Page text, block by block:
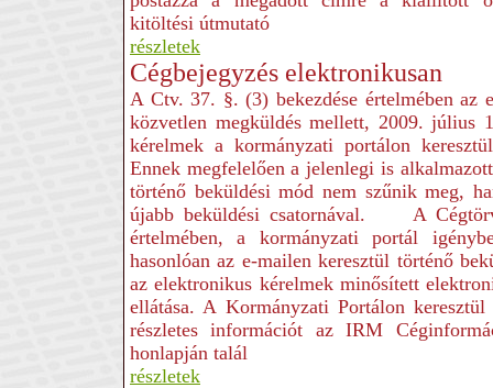
kitöltési útmutató
részletek
Cégbejegyzés elektronikusan
A Ctv. 37. §. (3) bekezdése értelmében az
közvetlen megküldés mellett, 2009. július
kérelmek a kormányzati portálon
Ennek megfelelően a jelenlegi is
történő beküldési mód nem szűnik meg,
újabb beküldési csatornával. A
értelmében, a kormányzati portál
hasonlóan az e-mailen keresztül történő
az elektronikus kérelmek minősített
ellátása. A Kormányzati Portálon
részletes információt az IRM
honlapján talál
részletek